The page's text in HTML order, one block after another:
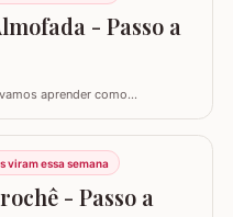
- Passo a
aprender como
para almofada de 40 x 40 e
você consegue adaptar para
o fio Barroco Maxcolor da
macio por ser 100%…
viram essa semana
- Passo a